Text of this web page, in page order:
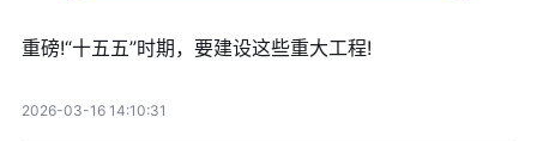
重磅!“十五五”时期，要建设这些重大工程!
2026-03-16 14:10:31